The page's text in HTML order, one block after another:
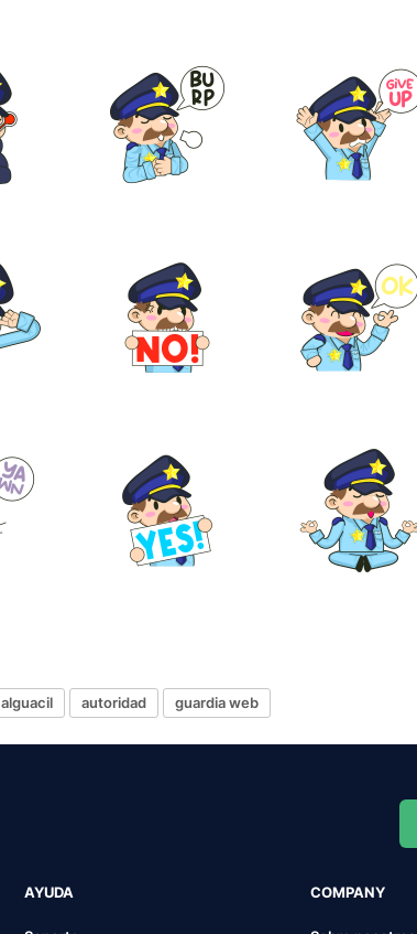
alguacil autoridad guardia web
AYUDA COMPANY